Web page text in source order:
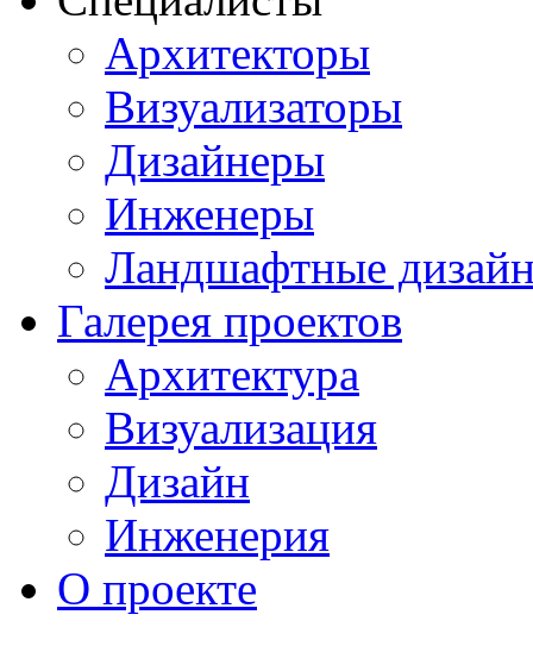
Архитекторы
Визуализаторы
Дизайнеры
Инженеры
Ландшафтные
Галерея проектов
Архитектура
Визуализация
Дизайн
Инженерия
О проекте